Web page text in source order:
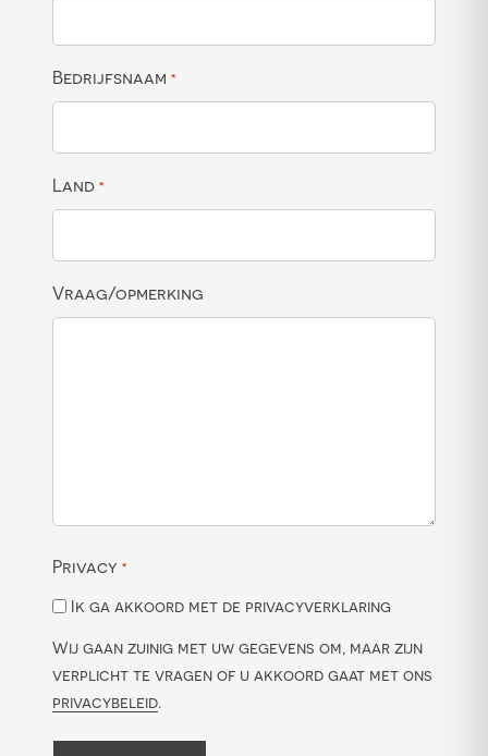
Bedrijfsnaam *
Land *
Vraag/opmerking
Privacy *
Ik ga akkoord met de privacyverklaring
Wij gaan zuinig met uw gegevens om, maar zijn
verplicht te vragen of u akkoord gaat met ons
privacybeleid.